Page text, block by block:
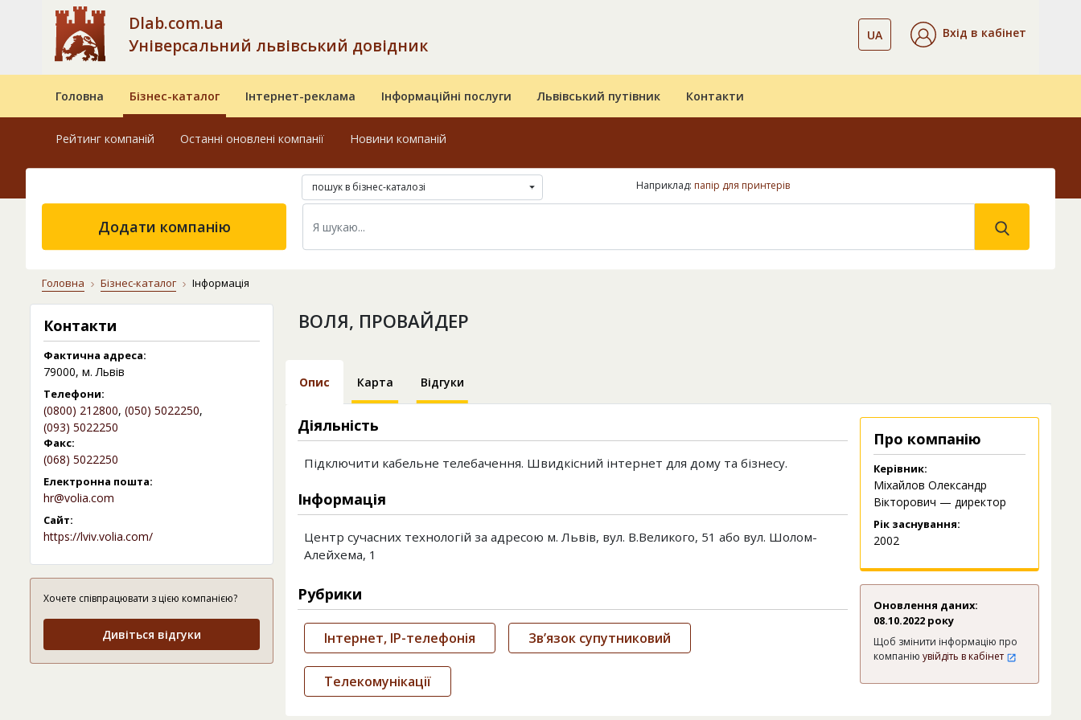
Dlab.com.ua
Універсальний львівський довідник
UA Вхід в кабінет
Головна Бізнес-каталог Інтернет-реклама Інформаційні послуги Львівський путівник Контакти
Рейтинг компаній Останні оновлені компанії Новини компаній
пошук в бізнес-каталозі Наприклад: папір для принтерів
Додати компанію
Головна Бізнес-каталог Інформація
Контакти
Фактична адреса:
79000, м. Львів
Телефони:
(0800) 212800, (050) 5022250,
(093) 5022250
Факс:
(068) 5022250
Електронна пошта:
hr@volia.com
Сайт:
https://lviv.volia.com/
Хочете співпрацювати з цією компанією?
Дивіться відгуки
ВОЛЯ, ПРОВАЙДЕР
Опис Карта Відгуки
Діяльність
Підключити кабельне телебачення. Швидкісний інтернет для дому та бізнесу.
Інформація
Центр сучасних технологій за адресою м. Львів, вул. В.Великого, 51 або вул. Шолом-
Алейхема, 1
Рубрики
Інтернет, IP-телефонія Зв’язок супутниковий
Телекомунікації
Про компанію
Керівник:
Міхайлов Олександр
Вікторович — директор
Рік заснування:
2002
Оновлення даних:
08.10.2022 року
Щоб змінити інформацію про
компанію увійдіть в кабінет